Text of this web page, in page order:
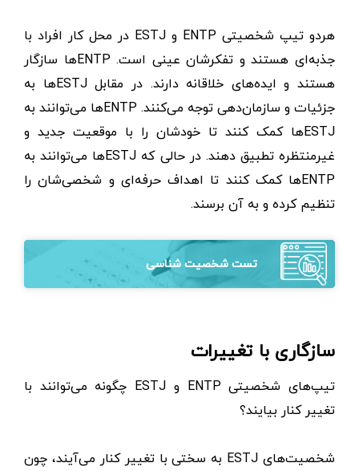
هردو تیپ شخصیتی ENTP و ESTJ در محل کار افراد با
جذبه‌ای هستند و تفکرشان عینی است. ENTPها سازگار
هستند و ایده‌های خلاقانه دارند. در مقابل ESTJها به
جزئیات و سازمان‌دهی توجه می‌کنند. ENTPها می‌توانند به
ESTJها کمک کنند تا خودشان را با موقعیت جدید و
غیرمنتظره تطبیق دهند. در حالی که ESTJها می‌توانند به
ENTPها کمک کنند تا اهداف حرفه‌ای و شخصی‌شان را
تنظیم کرده و به آن برسند.
تست شخصیت شناسی
سازگاری با تغییرات
تیپ‌های شخصیتی ENTP و ESTJ چگونه می‌توانند با
تغییر کنار بیایند؟
شخصیت‌های ESTJ به سختی با تغییر کنار می‌آیند، چون